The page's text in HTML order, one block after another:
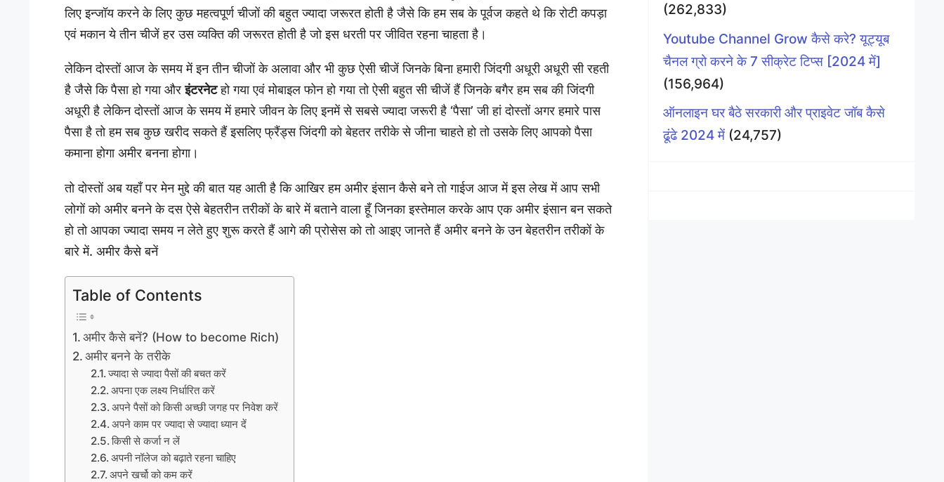
लिए इन्जॉय करने के लिए कुछ महत्वपूर्ण चीजों की बहुत ज्यादा जरूरत होती है जैसे कि हम सब के पूर्वज कहते थे कि रोटी कपड़ा
एवं मकान ये तीन चीजें हर उस व्यक्ति की जरूरत होती है जो इस धरती पर जीवित रहना चाहता है।
लेकिन दोस्तों आज के समय में इन तीन चीजों के अलावा और भी कुछ ऐसी चीजें जिनके बिना हमारी जिंदगी अधूरी अधूरी सी रहती
है जैसे कि पैसा हो गया औरइंटरनेटहो गया एवं मोबाइल फोन हो गया तो ऐसी बहुत सी चीजें हैं जिनके बगैर हम सब की जिंदगी
अधूरी है लेकिन दोस्तों आज के समय में हमारे जीवन के लिए इनमें से सबसे ज्यादा जरूरी है ‘पैसा’ जी हां दोस्तों अगर हमारे पास
पैसा है तो हम सब कुछ खरीद सकते हैं इसलिए फ्रैंड्स जिंदगी को बेहतर तरीके से जीना चाहते हो तो उसके लिए आपको पैसा
कमाना होगा अमीर बनना होगा।
तो दोस्तों अब यहाँ पर मेन मुद्दे की बात यह आती है कि आखिर हम अमीर इंसान कैसे बने तो गाईज आज में इस लेख में आप सभी
लोगों को अमीर बनने के दस ऐसे बेहतरीन तरीकों के बारे में बताने वाला हूँ जिनका इस्तेमाल करके आप एक अमीर इंसान बन सकते
हो तो आपका ज्यादा समय न लेते हुए शुरू करते हैं आगे की प्रोसेस को तो आइए जानते हैं अमीर बनने के उन बेहतरीन तरीकों के
बारे में. अमीर कैसे बनें
Table of Contents
अमीर कैसे बनें? (How to become Rich)
अमीर बनने के तरीके
ज्यादा से ज्यादा पैसों की बचत करें
अपना एक लक्ष्य निर्धारित करें
अपने पैसों को किसी अच्छी जगह पर निवेश करें
अपने काम पर ज्यादा से ज्यादा ध्यान दें
किसी से कर्जा न लें
अपनी नॉलेज को बढ़ाते रहना चाहिए
अपने खर्चो को कम करें
(262,833)
Youtube Channel Grow कैसे करे? यूट्यूब
चैनल ग्रो करने के 7 सीक्रेट टिप्स [2024 में]
(156,964)
ऑनलाइन घर बैठे सरकारी और प्राइवेट जॉब कैसे
ढूंढे 2024 में (24,757)